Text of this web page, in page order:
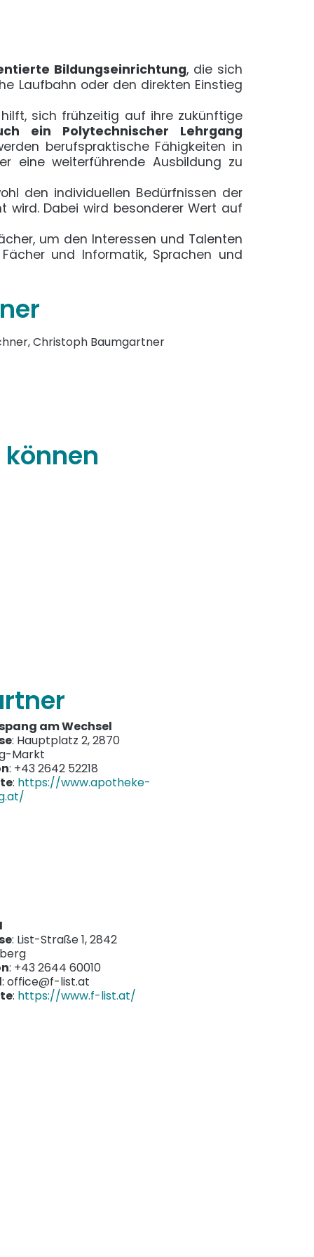
Bildungseinrichtung, die sich
Laufbahn oder den direkten Einstieg
sich frühzeitig auf ihre zukünftige
ein Polytechnischer Lehrgang
berufspraktische Fähigkeiten in
eine weiterführende Ausbildung zu
den individuellen Bedürfnissen der
Dabei wird besonderer Wert auf
um den Interessen und Talenten
und Informatik, Sprachen und
Christoph Baumgartner
am Wechsel
: Hauptplatz 2, 2870
Markt
: +43 2642 52218
: https://www.apotheke-
: List-Straße 1, 2842
: +43 2644 60010
: office@f-list.at
: https://www.f-list.at/